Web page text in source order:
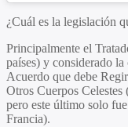
¿Cuál es la legislación
Principalmente el
países) y considerado
Acuerdo que debe
Otros Cuerpos
pero este último solo
Francia).